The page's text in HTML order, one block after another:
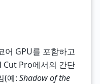
어 GPU를 포함하고
Cut Pro에서의 간단
(예: Shadow of the